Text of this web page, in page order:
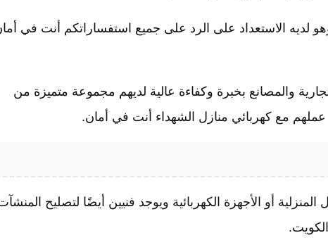
لديه الاستعداد على الرد على جميع استفساراتكم أنت في
والمصانع بخبرة وكفاءة عالية لديهم مجموعة متميزة من
عملهم مع كهربائي منازل الشهداء أنت في أمان.
أو الأجهزة الكهربائية ويوجد فنيين أيضًا لتصليح